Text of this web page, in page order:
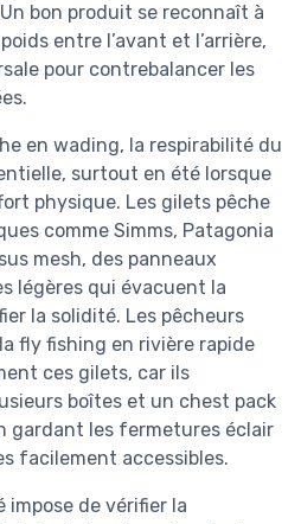
bon produit se reconnaît à
entre l’avant et l’arrière,
pour contrebalancer les
en wading, la respirabilité du
surtout en été lorsque
physique. Les gilets pêche
comme Simms, Patagonia
mesh, des panneaux
légères qui évacuent la
la solidité. Les pêcheurs
fly fishing en rivière rapide
ces gilets, car ils
boîtes et un chest pack
gardant les fermetures éclair
facilement accessibles.
impose de vérifier la